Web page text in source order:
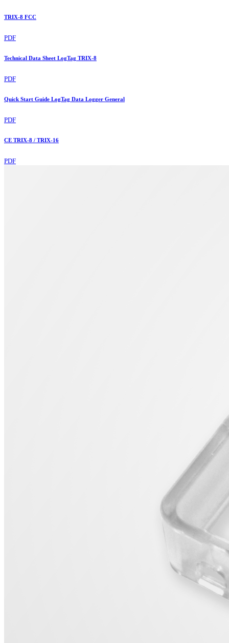
TRIX-8 FCC
PDF
Technical Data Sheet LogTag TRIX-8
PDF
Quick Start Guide LogTag Data Logger General
PDF
CE TRIX-8 / TRIX-16
PDF